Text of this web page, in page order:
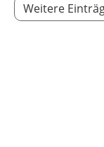
Weitere